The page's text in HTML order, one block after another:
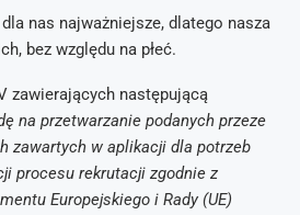
nas najważniejsze, dlatego nasza
bez względu na płeć.
zawierających następującą
na przetwarzanie podanych przeze
zawartych w aplikacji dla potrzeb
procesu rekrutacji zgodnie z
Europejskiego i Rady (UE)